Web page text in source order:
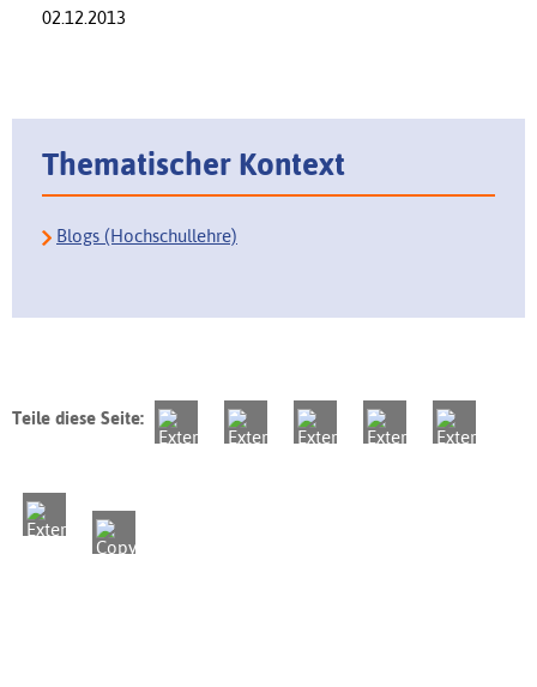
02.12.2013
Thematischer Kontext
Blogs (Hochschullehre)
Teile diese Seite: